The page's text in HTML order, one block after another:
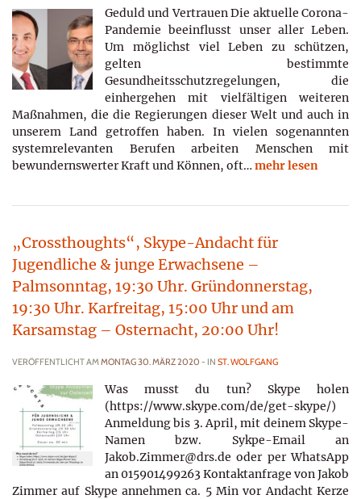
Geduld und Vertrauen Die aktuelle Corona-
Pandemie beeinflusst unser aller Leben.
Um möglichst viel Leben zu schützen,
gelten bestimmte
Gesundheitsschutzregelungen, die
einhergehen mit vielfältigen weiteren
Maßnahmen, die die Regierungen dieser Welt und auch in
unserem Land getroffen haben. In vielen sogenannten
systemrelevanten Berufen arbeiten Menschen mit
bewundernswerter Kraft und Können, oft… mehr lesen
„Crossthoughts“, Skype-Andacht für
Jugendliche & junge Erwachsene –
Palmsonntag, 19:30 Uhr. Gründonnerstag,
19:30 Uhr. Karfreitag, 15:00 Uhr und am
Karsamstag – Osternacht, 20:00 Uhr!
VERÖFFENTLICHT AMMONTAG 30. MÄRZ 2020 - IN ST. WOLFGANG
Was musst du tun? Skype holen
(https://www.skype.com/de/get-skype/)
Anmeldung bis 3. April, mit deinem Skype-
Namen bzw. Sykpe-Email an
Jakob.Zimmer@drs.de oder per WhatsApp
an 015901499263 Kontaktanfrage von Jakob
Zimmer auf Skype annehmen ca. 5 Min vor Andacht Kerze